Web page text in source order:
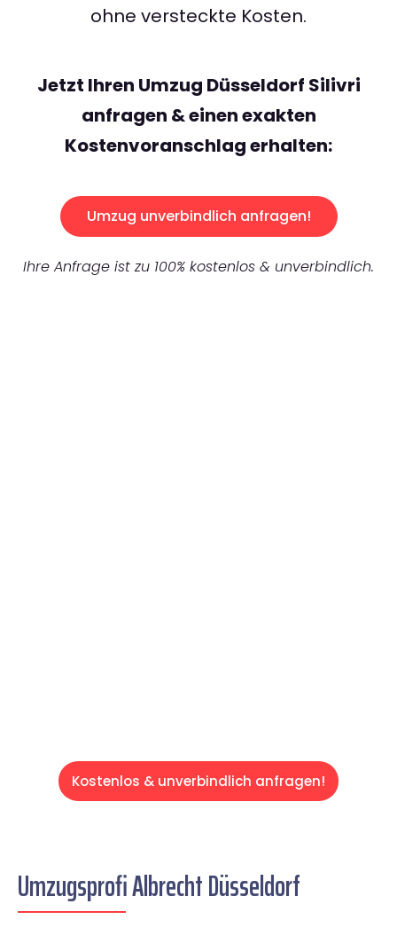
ohne versteckte Kosten.
Jetzt Ihren Umzug Düsseldorf Silivri
anfragen & einen exakten
Kostenvoranschlag erhalten:
Umzug unverbindlich anfragen!
Ihre Anfrage ist zu 100% kostenlos & unverbindlich.
Kostenlos & unverbindlich anfragen!
Umzugsprofi Albrecht Düsseldorf